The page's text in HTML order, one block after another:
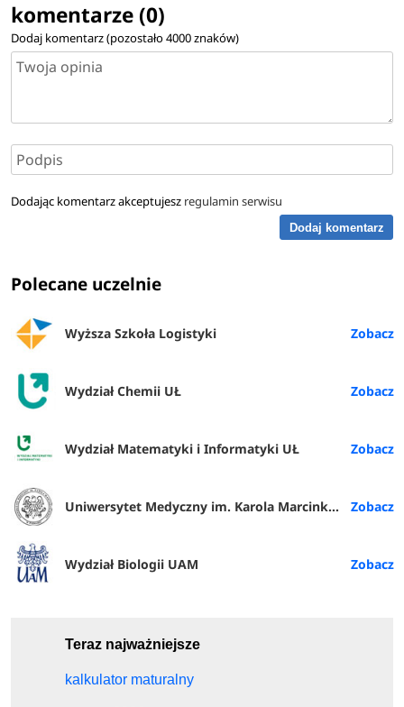
komentarze (0)
Dodaj komentarz (pozostało4000znaków)
Dodając komentarz akceptujesz regulamin serwisu
Dodaj komentarz
Polecane uczelnie
Wyższa Szkoła Logistyki
Wydział Chemii UŁ
Wydział Matematyki i Informatyki UŁ
Uniwersytet Medyczny im. Karola Marcinkowskiego w Poznaniu
Wydział Biologii UAM
Teraz najważniejsze
kalkulator maturalny